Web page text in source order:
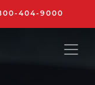
404-9000